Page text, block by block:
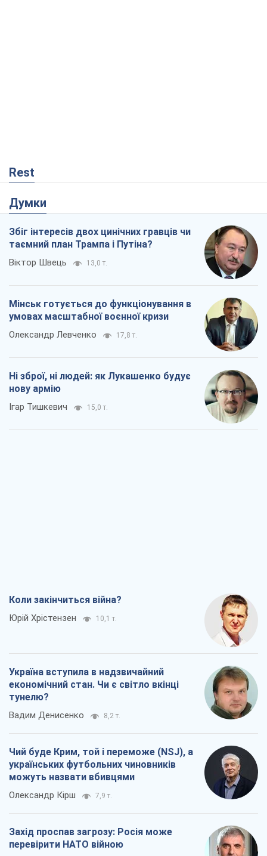
Rest
Думки
Збіг інтересів двох цинічних гравців чи
таємний план Трампа і Путіна?
Віктор Швець 13,0 т.
Мінськ готується до функціонування в
умовах масштабної воєнної кризи
Олександр Левченко 17,8 т.
Ні зброї, ні людей: як Лукашенко будує
нову армію
Ігар Тишкевич 15,0 т.
Коли закінчиться війна?
Юрій Хрістензен 10,1 т.
Україна вступила в надзвичайний
економічний стан. Чи є світло вкінці
тунелю?
Вадим Денисенко 8,2 т.
Чий буде Крим, той і переможе (NSJ), а
українських футбольних чиновників
можуть назвати вбивцями
Олександр Кірш 7,9 т.
Захід проспав загрозу: Росія може
перевірити НАТО війною